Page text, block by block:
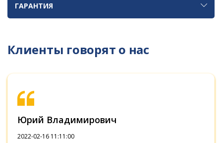
ГАРАНТИЯ
Клиенты говорят о нас
Юрий Владимирович
2022-02-16 11:11:00